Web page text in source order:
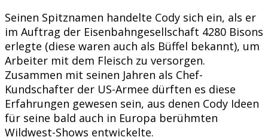
Seinen Spitznamen handelte Cody sich ein, als er
im Auftrag der Eisenbahngesellschaft 4280 Bisons
erlegte (diese waren auch als Büffel bekannt), um
Arbeiter mit dem Fleisch zu versorgen.
Zusammen mit seinen Jahren als Chef-
Kundschafter der US-Armee dürften es diese
Erfahrungen gewesen sein, aus denen Cody Ideen
für seine bald auch in Europa berühmten
Wildwest-Shows entwickelte.